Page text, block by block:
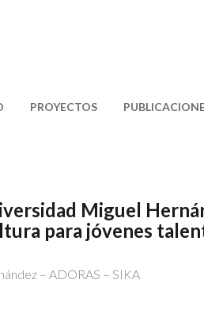
PROYECTOS
Miguel
para jóvenes